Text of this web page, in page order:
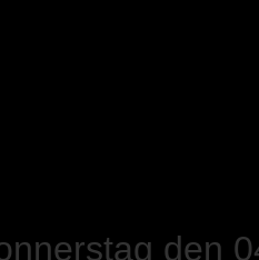
den